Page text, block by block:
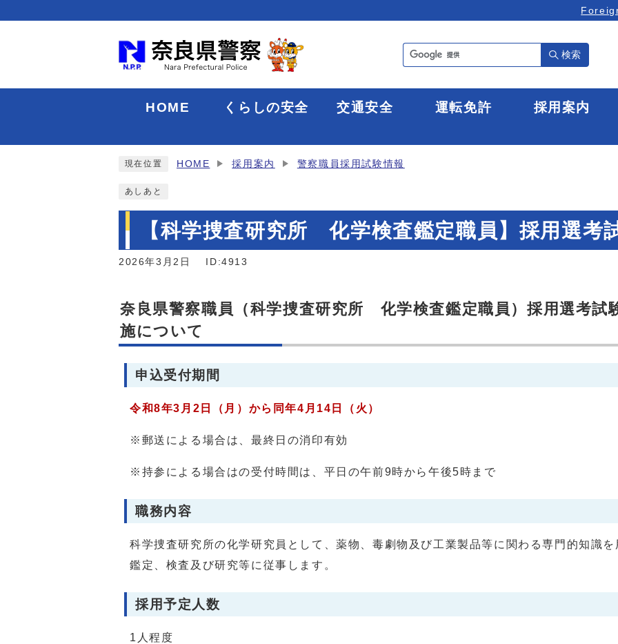
検索
HOME くらしの安全 交通安全 運転免許 採用案内
現在位置 HOME 採用案内 警察職員採用試験情報
あしあと
【科学捜査研究所 化学検査鑑定職員】採用選考
2026年3月2日 ID:4913
奈良県警察職員（科学捜査研究所 化学検査鑑定職員）採用選考試
施について
申込受付期間
令和8年3月2日（月）から同年4月14日（火）
※郵送による場合は、最終日の消印有効
※持参による場合はの受付時間は、平日の午前9時から午後5時まで
職務内容
科学捜査研究所の化学研究員として、薬物、毒劇物及び工業製品等に関わる専門的知識を
鑑定、検査及び研究等に従事します。
採用予定人数
1人程度